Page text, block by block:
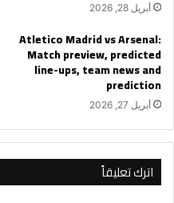
أبريل 28, 2026
Atletico Madrid vs Arsenal:
Match preview, predicted
line-ups, team news and
prediction
أبريل 27, 2026
اترك تعليقاً